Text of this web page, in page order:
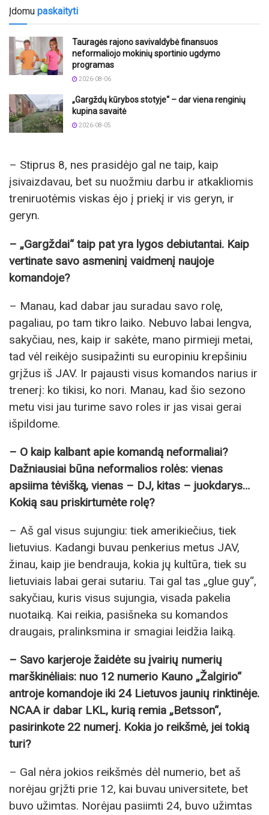
Įdomu paskaityti
Tauragės rajono savivaldybė finansuos
neformaliojo mokinių sportinio ugdymo
programas
2026-08-06
„Gargždų kūrybos stotyje“ – dar viena renginių
kupina savaitė
2026-08-05
– Stiprus 8, nes prasidėjo gal ne taip, kaip
įsivaizdavau, bet su nuožmiu darbu ir atkakliomis
treniruotėmis viskas ėjo į priekį ir vis geryn, ir
geryn.
– „Gargždai“ taip pat yra lygos debiutantai. Kaip
vertinate savo asmeninį vaidmenį naujoje
komandoje?
– Manau, kad dabar jau suradau savo rolę,
pagaliau, po tam tikro laiko. Nebuvo labai lengva,
sakyčiau, nes, kaip ir sakėte, mano pirmieji metai,
tad vėl reikėjo susipažinti su europiniu krepšiniu
grįžus iš JAV. Ir pajausti visus komandos narius ir
trenerį: ko tikisi, ko nori. Manau, kad šio sezono
metu visi jau turime savo roles ir jas visai gerai
išpildome.
– O kaip kalbant apie komandą neformaliai?
Dažniausiai būna neformalios rolės: vienas
apsiima tėvišką, vienas – DJ, kitas – juokdarys…
Kokią sau priskirtumėte rolę?
– Aš gal visus sujungiu: tiek amerikiečius, tiek
lietuvius. Kadangi buvau penkerius metus JAV,
žinau, kaip jie bendrauja, kokia jų kultūra, tiek su
lietuviais labai gerai sutariu. Tai gal tas „glue guy“,
sakyčiau, kuris visus sujungia, visada pakelia
nuotaiką. Kai reikia, pasišneka su komandos
draugais, pralinksmina ir smagiai leidžia laiką.
– Savo karjeroje žaidėte su įvairių numerių
marškinėliais: nuo 12 numerio Kauno „Žalgirio“
antroje komandoje iki 24 Lietuvos jaunių rinktinėje.
NCAA ir dabar LKL, kurią remia „Betsson“,
pasirinkote 22 numerį. Kokia jo reikšmė, jei tokią
turi?
– Gal nėra jokios reikšmės dėl numerio, bet aš
norėjau grįžti prie 12, kai buvau universitete, bet
buvo užimtas. Norėjau pasiimti 24, buvo užimtas